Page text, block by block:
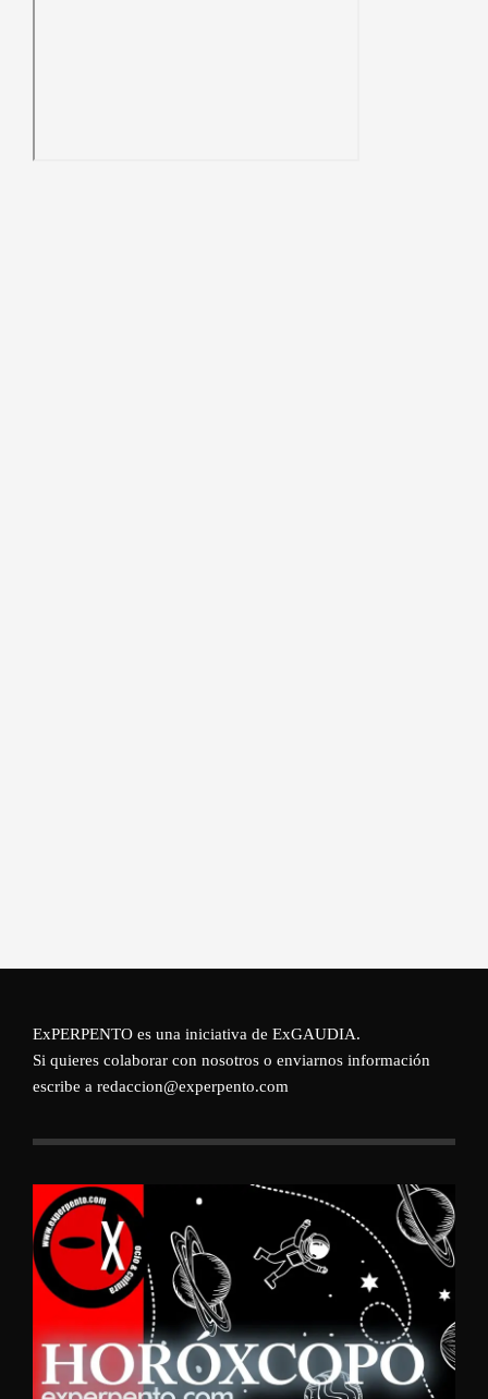
ExPERPENTO es una iniciativa de ExGAUDIA.
Si quieres colaborar con nosotros o enviarnos información
escribe a redaccion@experpento.com